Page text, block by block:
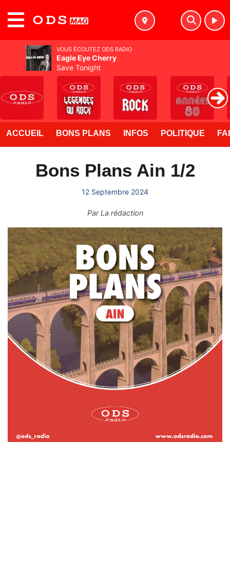
ACCUEIL BONS PLANS INFOS POLITIQUE
Bons Plans Ain 1/2
12 Septembre 2024
ParLa rédaction
VOUS ÉCOUTEZ ODS RADIO
Eagle Eye Cherry
Save Tonight